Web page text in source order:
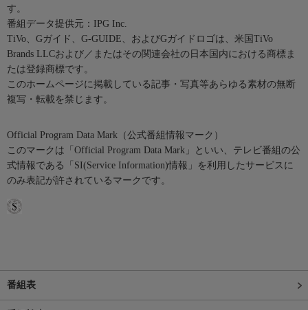
す。
番組データ提供元：IPG Inc.
TiVo、Gガイド、G-GUIDE、およびGガイドロゴは、米国TiVo
Brands LLCおよび／またはその関連会社の日本国内における商標ま
たは登録商標です。
このホームページに掲載している記事・写真等あらゆる素材の無断
複写・転載を禁じます。
Official Program Data Mark（公式番組情報マーク）
このマークは「Official Program Data Mark」といい、テレビ番組の公
式情報である「SI(Service Information)情報」を利用したサービスに
のみ表記が許されているマークです。
番組表